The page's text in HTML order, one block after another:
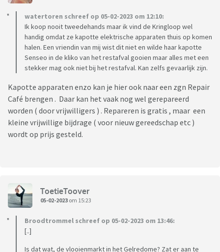
watertoren schreef op 05-02-2023 om 12:10:
Ik koop nooit tweedehands maar ik vind de Kringloop wel
handig omdat ze kapotte elektrische apparaten thuis op komen
halen. Een vriendin van mij wist dit niet en wilde haar kapotte
Senseo in de kliko van het restafval gooien maar alles met een
stekker mag ook niet bij het restafval. Kan zelfs gevaarlijk zijn.
Kapotte apparaten enzo kan je hier ook naar een zgn Repair
Café brengen . Daar kan het vaak nog wel gerepareerd
worden ( door vrijwilligers ) . Repareren is gratis , maar een
kleine vrijwillige bijdrage ( voor nieuw gereedschap etc )
wordt op prijs gesteld.
ToetieToover
05-02-2023 om 15:23
Broodtrommel schreef op 05-02-2023 om 13:46:
[..]
Is dat wat, de vlooienmarkt in het Gelredome? Zat er aan te